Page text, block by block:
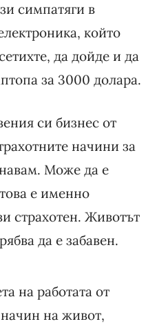
симпатяги в
който
да дойде и да
за 3000 долара.
си бизнес от
начини за
Може да е
е именно
страхотен. Животът
да е забавен.
на работата от
на живот,